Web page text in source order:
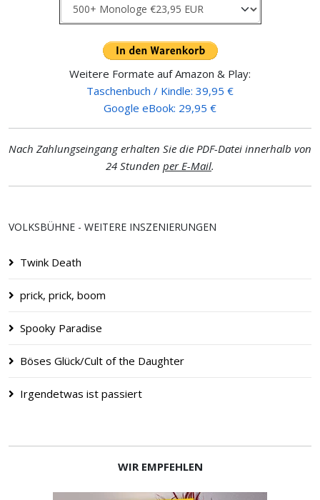
Weitere Formate auf Amazon & Play:
Taschenbuch / Kindle: 39,95 €
Google eBook: 29,95 €
Nach Zahlungseingang erhalten Sie die PDF-Datei innerhalb von
24 Stunden per E-Mail.
VOLKSBÜHNE - WEITERE INSZENIERUNGEN
Twink Death
prick, prick, boom
Spooky Paradise
Böses Glück/Cult of the Daughter
Irgendetwas ist passiert
WIR EMPFEHLEN